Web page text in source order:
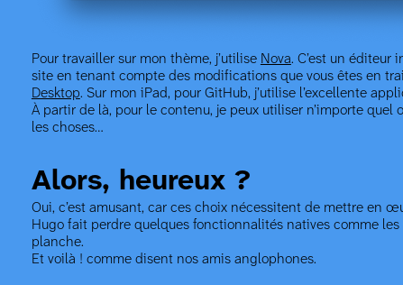
Pour travailler sur mon thème, j’utilise Nova. C’est un éditeur
site en tenant compte des modifications que vous êtes en
Desktop. Sur mon iPad, pour GitHub, j’utilise l’excellente
À partir de là, pour le contenu, je peux utiliser n’importe
les choses…
Alors, heureux ?
Oui, c’est amusant, car ces choix nécessitent de mettre en
Hugo fait perdre quelques fonctionnalités natives comme
planche.
Et voilà ! comme disent nos amis anglophones.